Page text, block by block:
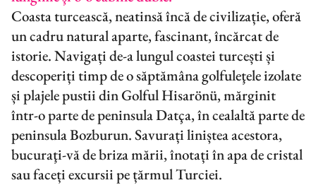
Coasta turcească, neatinsă încă de civilizație, oferă
un cadru natural aparte, fascinant, încărcat de
istorie. Navigați de-a lungul coastei turcești și
descoperiți timp de o săptămâna golfuleţele izolate
și plajele pustii din Golful Hisarönü, mărginit
într-o parte de peninsula Datça, în cealaltă parte de
peninsula Bozburun. Savurați liniștea acestora,
bucuraţi-vă de briza mării, înotați în apa de cristal
sau faceți excursii pe țărmul Turciei.